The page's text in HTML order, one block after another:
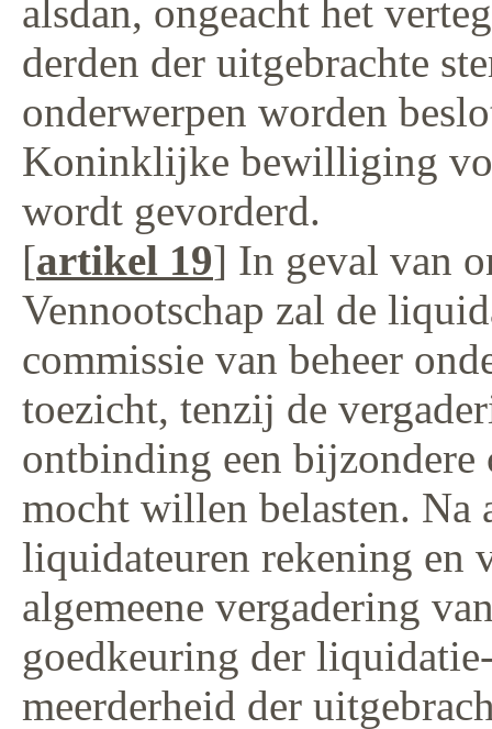
alsdan, ongeacht het
derden der uitgebrachte
onderwerpen worden
Koninklijke bewilliging
wordt gevorderd.
[artikel 19] In geval van
Vennootschap zal de
commissie van beheer
toezicht, tenzij de
ontbinding een
mocht willen belasten.
liquidateuren rekening en
algemeene vergadering
goedkeuring der
meerderheid der